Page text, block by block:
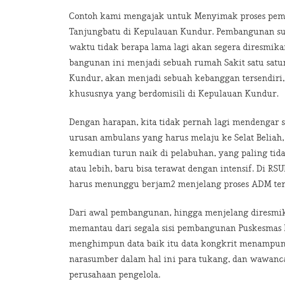
Contoh kami mengajak untuk Menyimak proses
Tanjungbatu di Kepulauan Kundur. Pembangunan
waktu tidak berapa lama lagi akan segera
bangunan ini menjadi sebuah rumah Sakit satu
Kundur, akan menjadi sebuah kebanggan
khususnya yang berdomisili di Kepulauan Kundur.
Dengan harapan, kita tidak pernah lagi mendengar
urusan ambulans yang harus melaju ke Selat
kemudian turun naik di pelabuhan, yang paling
atau lebih, baru bisa terawat dengan intensif. Di
harus menunggu berjam2 menjelang proses ADM
Dari awal pembangunan, hingga menjelang
memantau dari segala sisi pembangunan
menghimpun data baik itu data kongkrit
narasumber dalam hal ini para tukang, dan
perusahaan pengelola.